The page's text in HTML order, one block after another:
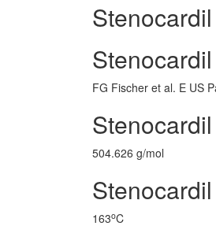
FG Fischer et al. E US
504.626 g/mol
163oC